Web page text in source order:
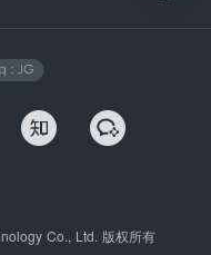
Co., Ltd. 版权所有